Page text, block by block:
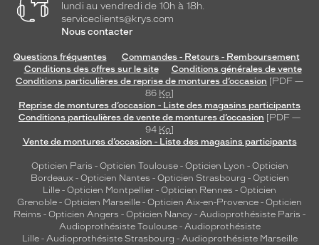
lundi au vendredi de 10h à 18h.
serviceclients@krys.com
Nous contacter
Questions fréquentes
Commandes - Retours - Remboursement
Conditions des offres sur le site
Conditions générales de vente
Conditions particulières de reprise de montures d’occasion [PDF —
86 Ko]
Reprise de montures d’occasion - Liste des magasins participants
Conditions particulières de vente de montures d’occasion [PDF —
94 Ko]
Vente de montures d’occasion - Liste des magasins participants
Opticien Paris - Opticien Toulouse- Opticien Lyon - Opticien
Bordeaux- Opticien Nantes - Opticien Strasbourg - Opticien
Lille - Opticien Montpellier - Opticien Rennes - Opticien
Grenoble - Opticien Marseille - Opticien Aix-en-Provence - Opticien
Reims - Opticien Angers - Opticien Nancy - Audioprothésiste Paris -
Audioprothésiste Toulouse- Audioprothésiste
Lille- Audioprothésiste Strasbourg - Audioprothésiste Marseille